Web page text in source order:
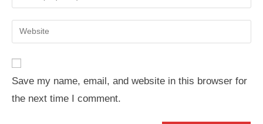
comment
your
email
address
Enter
your
URL
(optional)
Save my name, email, and website in this browser for
the next time I comment.